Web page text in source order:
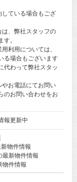
ている場合もござ
、弊社スタッフの
。
利用については、
る場合もございます
代わって弊社スタッ
お電話にてお問い
のお問い合わせをお
報更新中
物件情報
最新物件情報
物件情報